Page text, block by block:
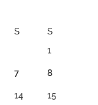
S
S
1
7 8
14 15